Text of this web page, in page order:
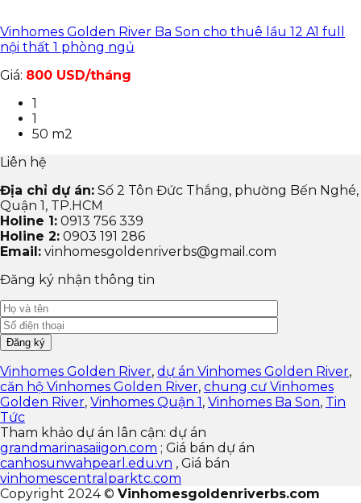
Vinhomes Golden River Ba Son cho thuê lầu 12 A1 full
nội thất 1 phòng ngủ
Giá: 800 USD/tháng
1
1
50 m2
Liên hệ
Địa chỉ dự án: Số 2 Tôn Đức Thắng, phường Bến Nghé,
Quận 1, TP.HCM
Holine 1: 0913 756 339
Holine 2: 0903 191 286
Email: vinhomesgoldenriverbs@gmail.com
Đăng ký nhận thông tin
Vinhomes Golden River, dự án Vinhomes Golden River,
căn hộ Vinhomes Golden River, chung cư Vinhomes
Golden River, Vinhomes Quận 1 , Vinhomes Ba Son, Tin
Tức
Tham khảo dự án lân cận: dự án
grandmarinasaiigon.com ; Giá bán dự án
canhosunwahpearl.edu.vn , Giá bán
vinhomescentralparktc.com
Copyright 2024 © Vinhomesgoldenriverbs.com